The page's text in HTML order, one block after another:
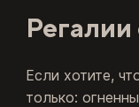
Регалии
Если хотите,
только: